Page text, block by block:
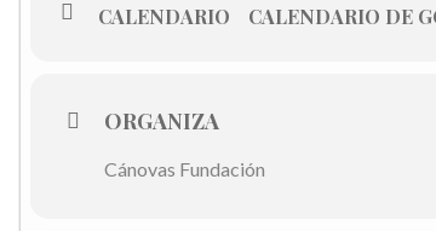
CALENDARIO CALENDARIO DE
ORGANIZA
Cánovas Fundación